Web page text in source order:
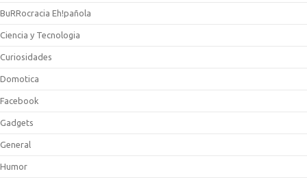
BuRRocracia Eh!pañola
Ciencia y Tecnologia
Curiosidades
Domotica
Facebook
Gadgets
General
Humor